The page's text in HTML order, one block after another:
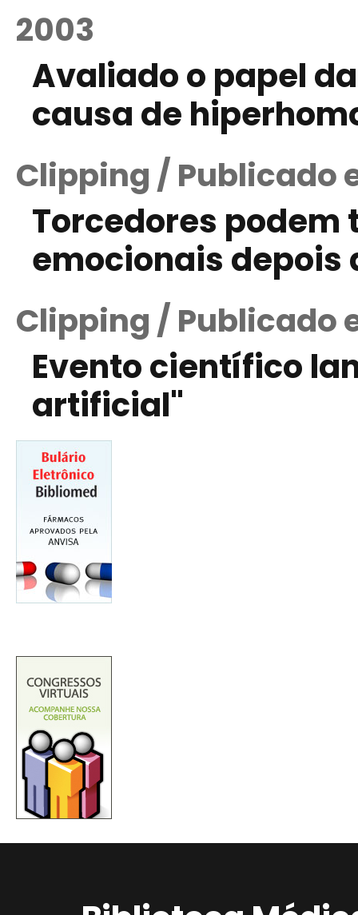
2003
Avaliado o papel
causa de
Clipping / Publicado
Torcedores podem
emocionais depois
Clipping / Publicado
Evento científico
artificial"